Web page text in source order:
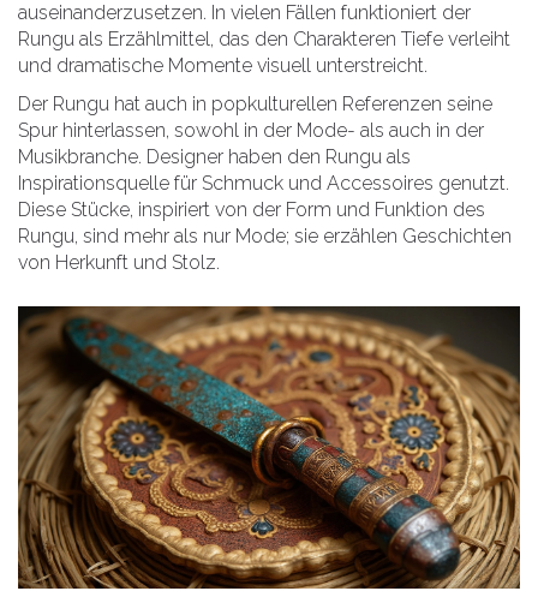
auseinanderzusetzen. In vielen Fällen funktioniert der
Rungu als Erzählmittel, das den Charakteren Tiefe verleiht
und dramatische Momente visuell unterstreicht.
Der Rungu hat auch in popkulturellen Referenzen seine
Spur hinterlassen, sowohl in der Mode- als auch in der
Musikbranche. Designer haben den Rungu als
Inspirationsquelle für Schmuck und Accessoires genutzt.
Diese Stücke, inspiriert von der Form und Funktion des
Rungu, sind mehr als nur Mode; sie erzählen Geschichten
von Herkunft und Stolz.